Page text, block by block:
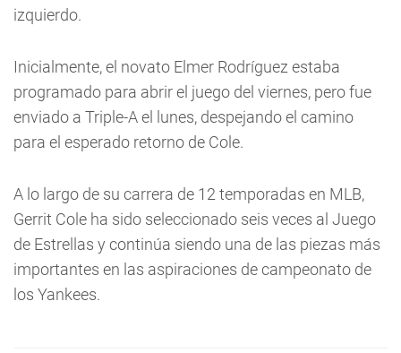
izquierdo.
Inicialmente, el novato Elmer Rodríguez estaba
programado para abrir el juego del viernes, pero fue
enviado a Triple-A el lunes, despejando el camino
para el esperado retorno de Cole.
A lo largo de su carrera de 12 temporadas en MLB,
Gerrit Cole ha sido seleccionado seis veces al Juego
de Estrellas y continúa siendo una de las piezas más
importantes en las aspiraciones de campeonato de
los Yankees.